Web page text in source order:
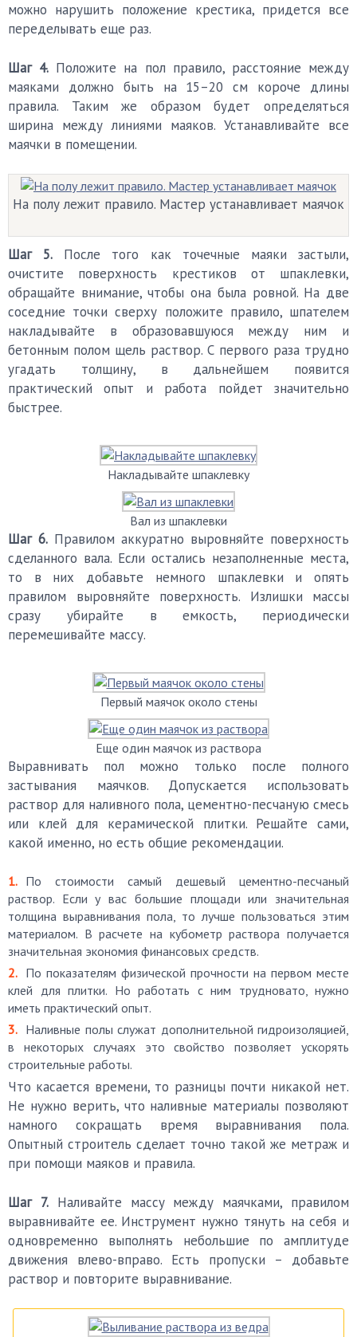
можно нарушить положение крестика, придется все
переделывать еще раз.
Шаг 4. Положите на пол правило, расстояние между
маяками должно быть на 15–20 см короче длины
правила. Таким же образом будет определяться
ширина между линиями маяков. Устанавливайте все
маячки в помещении.
На полу лежит правило. Мастер устанавливает маячок
Шаг 5. После того как точечные маяки застыли,
очистите поверхность крестиков от шпаклевки,
обращайте внимание, чтобы она была ровной. На две
соседние точки сверху положите правило, шпателем
накладывайте в образовавшуюся между ним и
бетонным полом щель раствор. С первого раза трудно
угадать толщину, в дальнейшем появится
практический опыт и работа пойдет значительно
быстрее.
Накладывайте шпаклевку
Вал из шпаклевки
Шаг 6. Правилом аккуратно выровняйте поверхность
сделанного вала. Если остались незаполненные места,
то в них добавьте немного шпаклевки и опять
правилом выровняйте поверхность. Излишки массы
сразу убирайте в емкость, периодически
перемешивайте массу.
Первый маячок около стены
Еще один маячок из раствора
Выравнивать пол можно только после полного
застывания маячков. Допускается использовать
раствор для наливного пола, цементно-песчаную смесь
или клей для керамической плитки. Решайте сами,
какой именно, но есть общие рекомендации.
По стоимости самый дешевый цементно-песчаный
раствор. Если у вас большие площади или значительная
толщина выравнивания пола, то лучше пользоваться этим
материалом. В расчете на кубометр раствора получается
значительная экономия финансовых средств.
По показателям физической прочности на первом месте
клей для плитки. Но работать с ним трудновато, нужно
иметь практический опыт.
Наливные полы служат дополнительной гидроизоляцией,
в некоторых случаях это свойство позволяет ускорять
строительные работы.
Что касается времени, то разницы почти никакой нет.
Не нужно верить, что наливные материалы позволяют
намного сокращать время выравнивания пола.
Опытный строитель сделает точно такой же метраж и
при помощи маяков и правила.
Шаг 7.Наливайте массу между маячками, правилом
выравнивайте ее. Инструмент нужно тянуть на себя и
одновременно выполнять небольшие по амплитуде
движения влево-вправо. Есть пропуски – добавьте
раствор и повторите выравнивание.